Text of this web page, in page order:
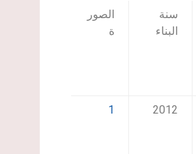
سنة
البناء
الصور
ة
2012
1